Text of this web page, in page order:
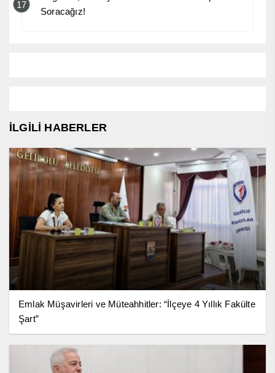
17
Soracağız!
İLGİLİ HABERLER
Emlak Müşavirleri ve Müteahhitler: “İlçeye 4 Yıllık Fakülte
Şart”